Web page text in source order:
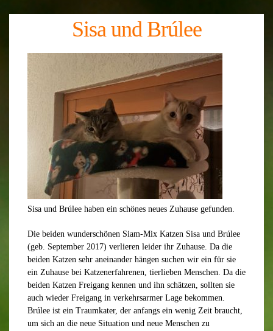
Sisa und Brúlee
Sisa und Brúlee haben ein schönes neues Zuhause gefunden.
Die beiden wunderschönen Siam-Mix Katzen Sisa und Brúlee
(geb. September 2017) verlieren leider ihr Zuhause. Da die
beiden Katzen sehr aneinander hängen suchen wir ein für sie
ein Zuhause bei Katzenerfahrenen, tierlieben Menschen. Da die
beiden Katzen Freigang kennen und ihn schätzen, sollten sie
auch wieder Freigang in verkehrsarmer Lage bekommen.
Brúlee ist ein Traumkater, der anfangs ein wenig Zeit braucht,
um sich an die neue Situation und neue Menschen zu